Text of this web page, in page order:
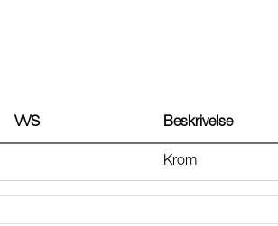
VVS Beskrivelse
Krom